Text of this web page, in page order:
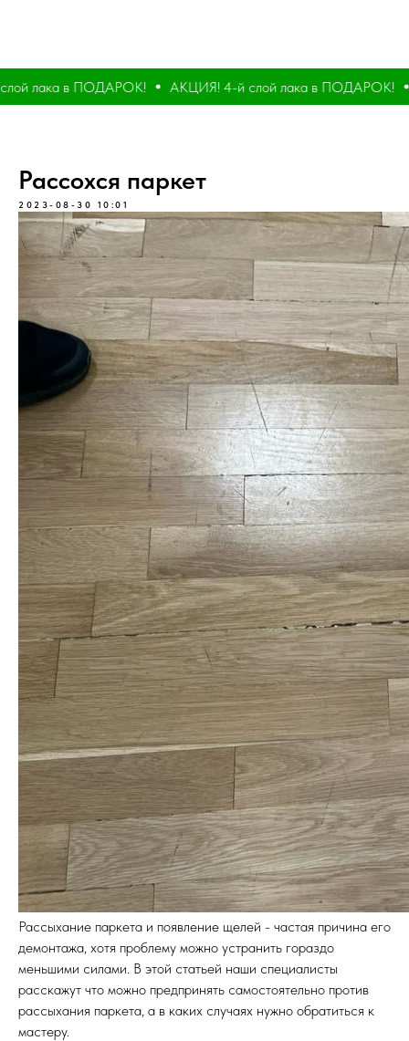
лака в ПОДАРОК! АКЦИЯ! 4-й слой лака в ПОДАРОК!
Рассохся паркет
2023-08-30 10:01
Рассыхание паркета и появление щелей - частая причина его
демонтажа, хотя проблему можно устранить гораздо
меньшими силами. В этой статьей наши специалисты
расскажут что можно предпринять самостоятельно против
рассыхания паркета, а в каких случаях нужно обратиться к
мастеру.